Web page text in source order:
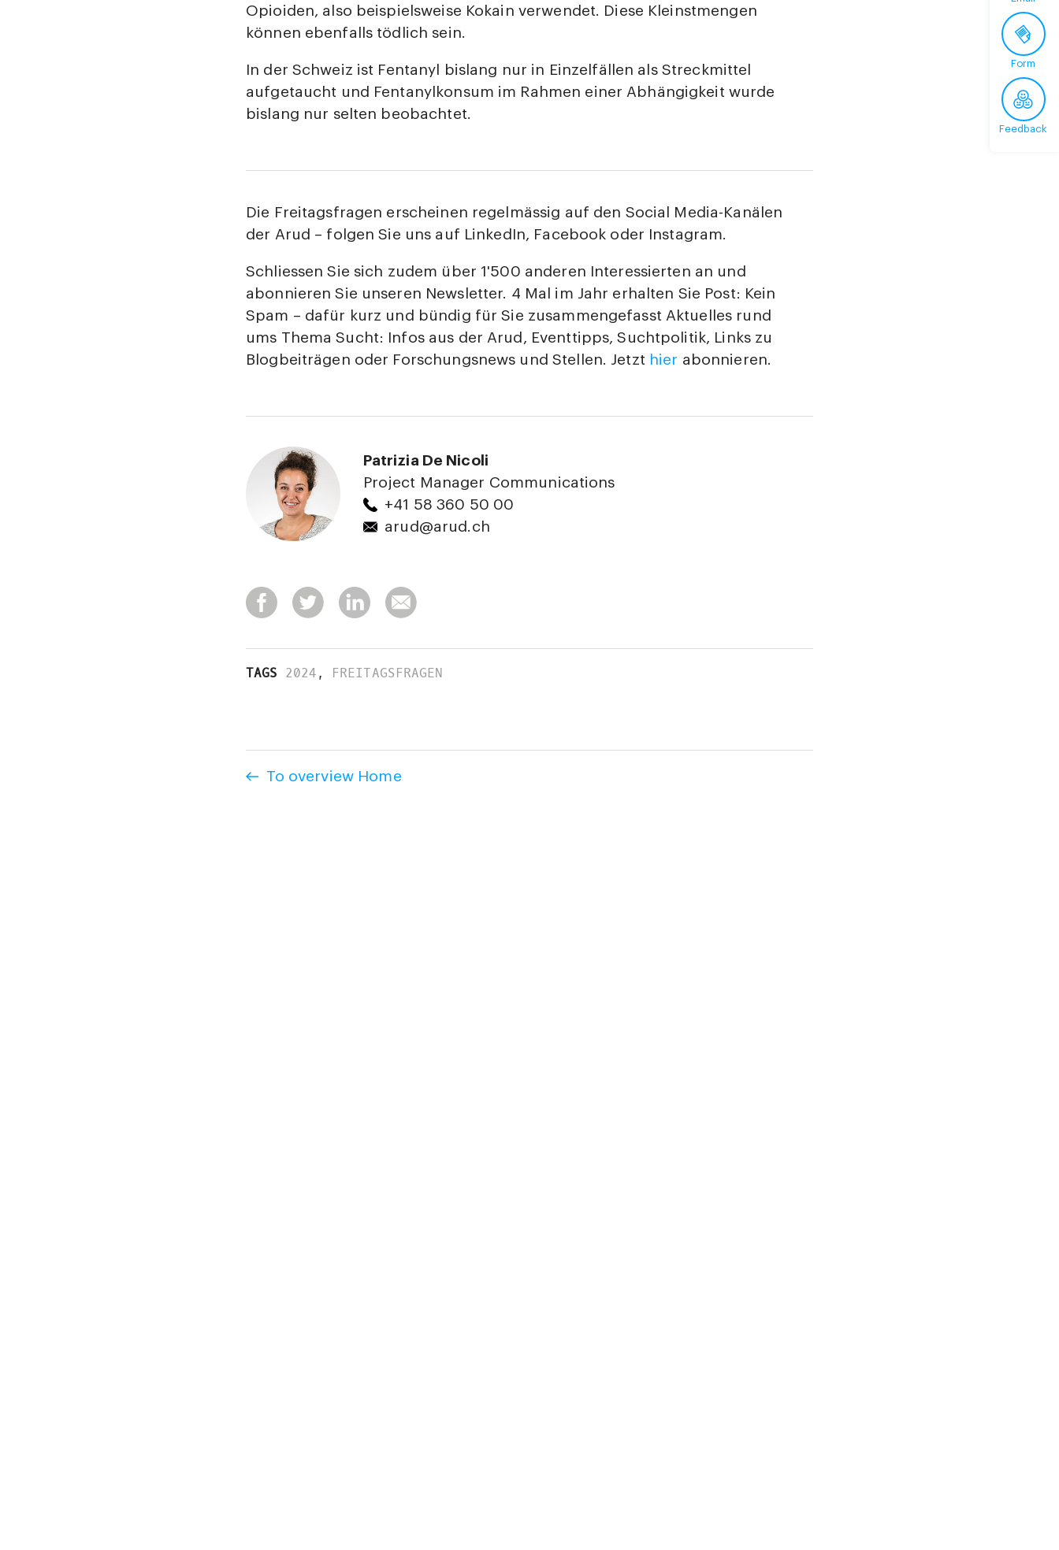
Opioiden, also beispielsweise Kokain verwendet. Diese Kleinstmengen
können ebenfalls tödlich sein.
In der Schweiz ist Fentanyl bislang nur in Einzelfällen als Streckmittel
aufgetaucht und Fentanylkonsum im Rahmen einer Abhängigkeit wurde
bislang nur selten beobachtet.
Die Freitagsfragen erscheinen regelmässig auf den Social Media-Kanälen
der Arud – folgen Sie uns auf LinkedIn, Facebook oder Instagram.
Schliessen Sie sich zudem über 1'500 anderen Interessierten an und
abonnieren Sie unseren Newsletter. 4 Mal im Jahr erhalten Sie Post: Kein
Spam – dafür kurz und bündig für Sie zusammengefasst Aktuelles rund
ums Thema Sucht: Infos aus der Arud, Eventtipps, Suchtpolitik, Links zu
Blogbeiträgen oder Forschungsnews und Stellen. Jetzt hier abonnieren.
Patrizia De Nicoli
Project Manager Communications
+41 58 360 50 00
arud@arud.ch
TAGS 2024, FREITAGSFRAGEN
To overview Home
Form
Feedback